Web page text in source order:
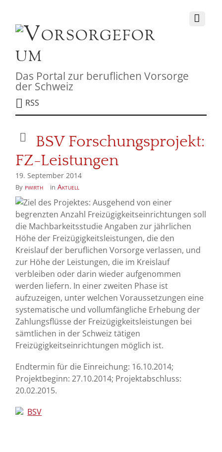
Das Portal zur beruflichen Vorsorge
der Schweiz
RSS
BSV Forschungsprojekt:
FZ-Leistungen
19. September 2014
By pwirth in Aktuell
Ziel des Projektes: Ausgehend von einer
begrenzten Anzahl Freizügigkeitseinrichtungen soll
die Machbarkeitsstudie Angaben zur jährlichen
Höhe der Freizügigkeitsleistungen, die den
Kreislauf der beruflichen Vorsorge verlassen, und
zur Höhe der Leistungen, die im Kreislauf
verbleiben oder darin wieder aufgenommen
werden liefern. In einer zweiten Phase ist
aufzuzeigen, unter welchen Voraussetzungen eine
systematische und vollumfängliche Erhebung der
Zahlungsflüsse der Freizügigkeitsleistungen bei
sämtlichen in der Schweiz tätigen
Freizügigkeitseinrichtungen möglich ist.
Endtermin für die Einreichung: 16.10.2014;
Projektbeginn: 27.10.2014; Projektabschluss:
20.02.2015.
BSV